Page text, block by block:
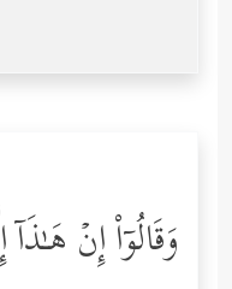
وَقَالُوۤاْ إِنۡ